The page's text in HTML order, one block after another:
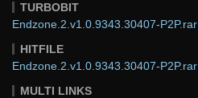
TURBOBIT
Endzone.2.v1.0.9343.30407-P2P.rar
HITFILE
Endzone.2.v1.0.9343.30407-P2P.rar
MULTI LINKS